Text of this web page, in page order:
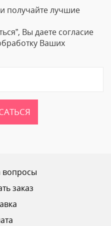
получайте лучшие
Вы даете согласие
Ваших
вопросы
заказ